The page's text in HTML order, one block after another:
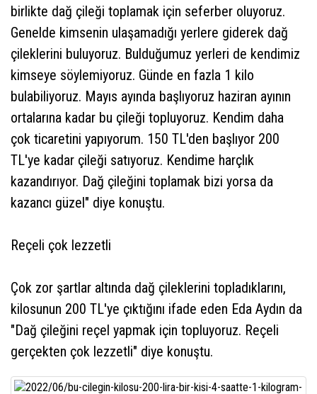
birlikte dağ çileği toplamak için seferber oluyoruz.
Genelde kimsenin ulaşamadığı yerlere giderek dağ
çileklerini buluyoruz. Bulduğumuz yerleri de kendimiz
kimseye söylemiyoruz. Günde en fazla 1 kilo
bulabiliyoruz. Mayıs ayında başlıyoruz haziran ayının
ortalarına kadar bu çileği topluyoruz. Kendim daha
çok ticaretini yapıyorum. 150 TL'den başlıyor 200
TL'ye kadar çileği satıyoruz. Kendime harçlık
kazandırıyor. Dağ çileğini toplamak bizi yorsa da
kazancı güzel" diye konuştu.
Reçeli çok lezzetli
Çok zor şartlar altında dağ çileklerini topladıklarını,
kilosunun 200 TL'ye çıktığını ifade eden Eda Aydın da
"Dağ çileğini reçel yapmak için topluyoruz. Reçeli
gerçekten çok lezzetli" diye konuştu.